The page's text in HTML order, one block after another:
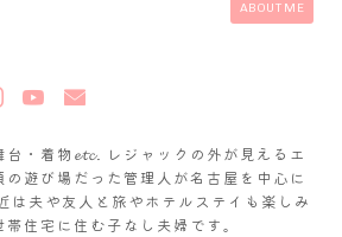
ABOUT ME
・着物𝓮𝓽𝓬. レジャックの外が見えるエ
の遊び場だった管理人が名古屋を中心に
は夫や友人と旅やホテルステイも楽しみ
住宅に住む子なし夫婦です。